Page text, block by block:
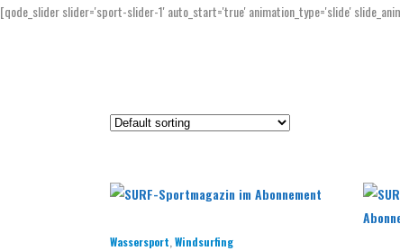
[qode_slider slider='sport-slider-1' auto_start='true' animation_type='slide'
Wassersport Windsurfing